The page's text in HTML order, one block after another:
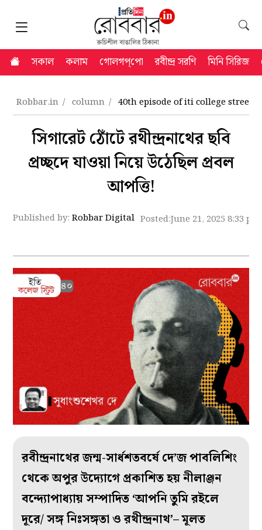
সকাল কলাম গোলগপ্‌পো রবীন্দ্র সরণি মিনি সিরিজ
Robbar.in column 40th episode of iti college street
সিগারেট ঠোঁটে রথীন্দ্রনাথের ছবি
প্রচ্ছদে যাওয়া নিয়ে উঠেছিল প্রবল
আপত্তি!
Published by:Robbar Digital Posted:June 21, 2025 8:33 pm
রবীন্দ্রনাথের জন্ম-সার্ধশতবর্ষে দে’জ পাবলিশিং
থেকে অপুর উদ্যোগে প্রকাশিত হয় নীলাঞ্জন
বন্দ্যোপাধ্যায় সম্পাদিত ‘আপনি তুমি রইলে
দূরে/ সঙ্গ নিঃসঙ্গতা ও রথীন্দ্রনাথ’– মূলত